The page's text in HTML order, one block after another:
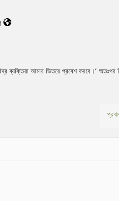
ব্যক্তিরা আমার ভিতরে প্রবেশ করবে।’ অতঃপর